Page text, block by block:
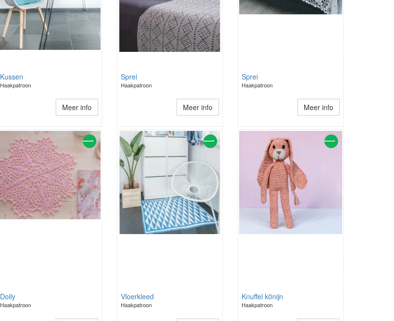
Kussen
Haakpatroon
Meer info
Sprei
Haakpatroon
Meer info
Sprei
Haakpatroon
Meer info
Doily
Haakpatroon
Vloerkleed
Haakpatroon
Knuffel k0nijn
Haakpatroon